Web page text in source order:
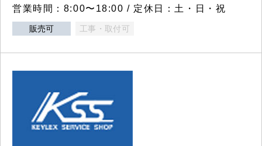
営業時間：8:00〜18:00 / 定休日：土・日・祝
販売可 工事・取付可